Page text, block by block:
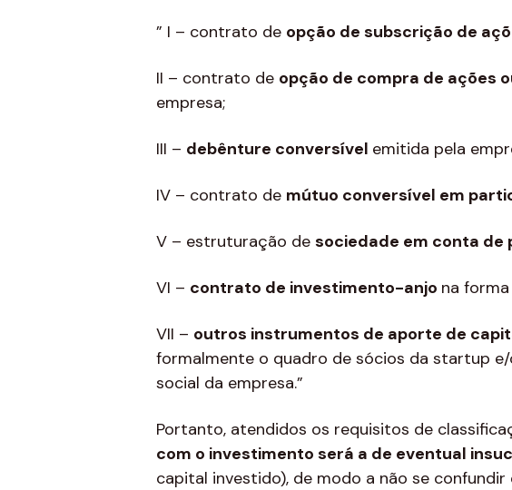
” I – contrato de opção de subscrição de
II – contrato de opção de compra de ações
empresa;
III – debênture conversível emitida pela
IV – contrato de mútuo conversível em
V – estruturação de sociedade em conta de
VI – contrato de investimento-anjo na
VII – outros instrumentos de aporte de
formalmente o quadro de sócios da startup
social da empresa.”
Portanto, atendidos os requisitos de
com o investimento será a de eventual
capital investido), de modo a não se